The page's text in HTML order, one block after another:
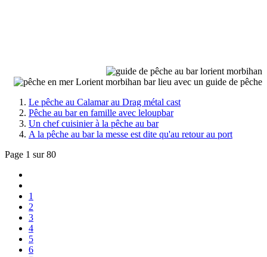
Le pêche au Calamar au Drag métal cast
Pêche au bar en famille avec leloupbar
Un chef cuisinier à la pêche au bar
A la pêche au bar la messe est dite qu'au retour au port
Page 1 sur 80
1
2
3
4
5
6